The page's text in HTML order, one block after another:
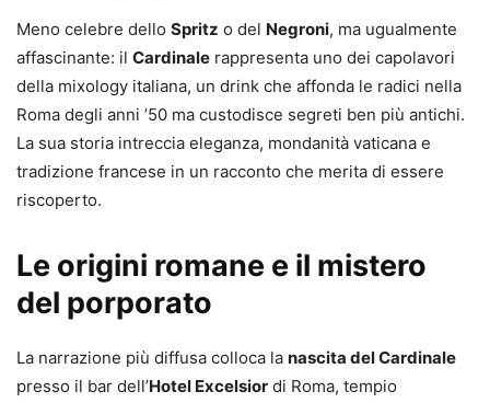
Meno celebre dello Spritz o del Negroni, ma ugualmente
affascinante: il Cardinale rappresenta uno dei capolavori
della mixology italiana, un drink che affonda le radici nella
Roma degli anni ’50 ma custodisce segreti ben più antichi.
La sua storia intreccia eleganza, mondanità vaticana e
tradizione francese in un racconto che merita di essere
riscoperto.
Le origini romane e il mistero
del porporato
La narrazione più diffusa colloca la nascita del Cardinale
presso il bar dell’Hotel Excelsior di Roma, tempio